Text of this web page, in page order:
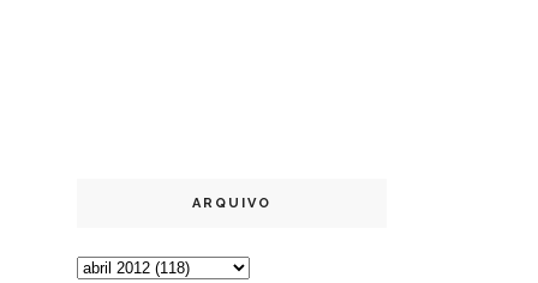
ARQUIVO